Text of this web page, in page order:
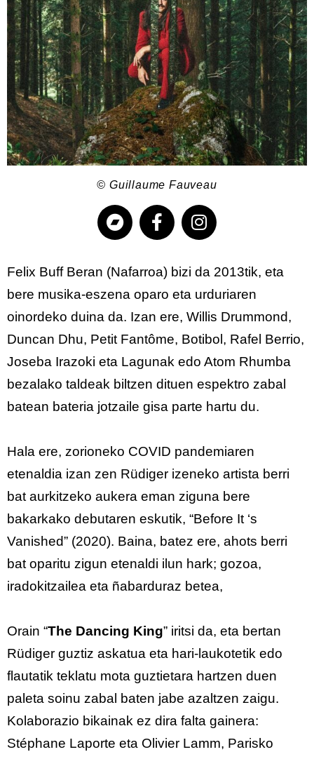
© Guillaume Fauveau
Felix Buff Beran (Nafarroa) bizi da 2013tik, eta
bere musika-eszena oparo eta urduriaren
oinordeko duina da. Izan ere, Willis Drummond,
Duncan Dhu, Petit Fantôme, Botibol, Rafel Berrio,
Joseba Irazoki eta Lagunak edo Atom Rhumba
bezalako taldeak biltzen dituen espektro zabal
batean bateria jotzaile gisa parte hartu du.
Hala ere, zorioneko COVID pandemiaren
etenaldia izan zen Rüdiger izeneko artista berri
bat aurkitzeko aukera eman ziguna bere
bakarkako debutaren eskutik, “Before It ‘s
Vanished” (2020). Baina, batez ere, ahots berri
bat oparitu zigun etenaldi ilun hark; gozoa,
iradokitzailea eta ñabarduraz betea,
Orain “The Dancing King” iritsi da, eta bertan
Rüdiger guztiz askatua eta hari-laukotetik edo
flautatik teklatu mota guztietara hartzen duen
paleta soinu zabal baten jabe azaltzen zaigu.
Kolaborazio bikainak ez dira falta gainera:
Stéphane Laporte eta Olivier Lamm, Parisko